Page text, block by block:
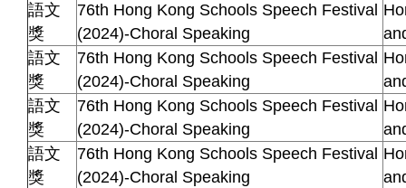
語文
獎
76th Hong Kong Schools Speech Festival
(2024)-Choral Speaking
語文
獎
76th Hong Kong Schools Speech Festival
(2024)-Choral Speaking
語文
獎
76th Hong Kong Schools Speech Festival
(2024)-Choral Speaking
語文
獎
76th Hong Kong Schools Speech Festival
(2024)-Choral Speaking